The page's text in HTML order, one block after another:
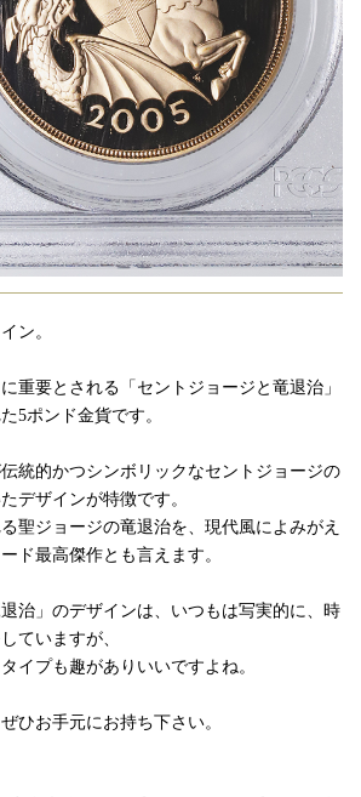
ン。
重要とされる「セントジョージと竜退治」
5ポンド金貨です。
統的かつシンボリックなセントジョージの
デザインが特徴です。
聖ジョージの竜退治を、現代風によみがえ
ド最高傑作とも言えます。
退治」のデザインは、いつもは写実的に、時
ていますが、
イプも趣がありいいですよね。
ひお手元にお持ち下さい。